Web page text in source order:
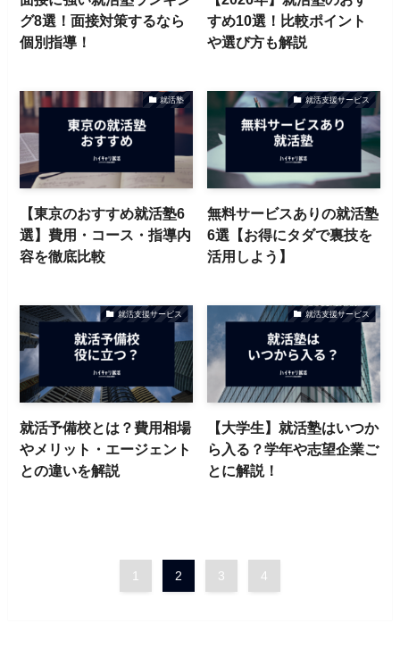
グ8選！面接対策するなら
個別指導！
すめ10選！比較ポイント
や選び方も解説
就活塾
【東京のおすすめ就活塾6
選】費用・コース・指導内
容を徹底比較
就活支援サービス
無料サービスありの就活塾
6選【お得にタダで裏技を
活用しよう】
就活支援サービス
就活予備校とは？費用相場
やメリット・エージェント
との違いを解説
就活支援サービス
【大学生】就活塾はいつか
ら入る？学年や志望企業ご
とに解説！
1 2 3 4